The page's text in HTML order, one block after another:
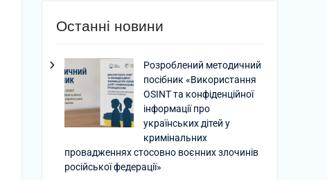
Останні новини
Розроблений методичний
посібник «Використання
OSINT та конфіденційної
інформації про
українських дітей у
кримінальних
провадженнях стосовно воєнних злочинів
російської федерації»